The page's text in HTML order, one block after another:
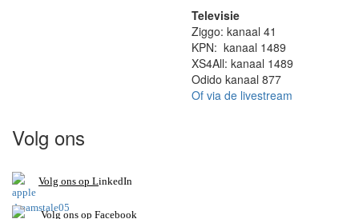
Televisie
Ziggo: kanaal 41
KPN: kanaal 1489
XS4All: kanaal 1489
Odido kanaal 877
Of via de livestream
Volg ons
Volg ons op LinkedIn
Volg ons op Facebook